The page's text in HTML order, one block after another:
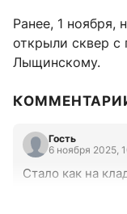
Ранее, 1 ноября,
открыли сквер с
Лыщинскому.
Гость
6 ноября 2025,
Стало как на